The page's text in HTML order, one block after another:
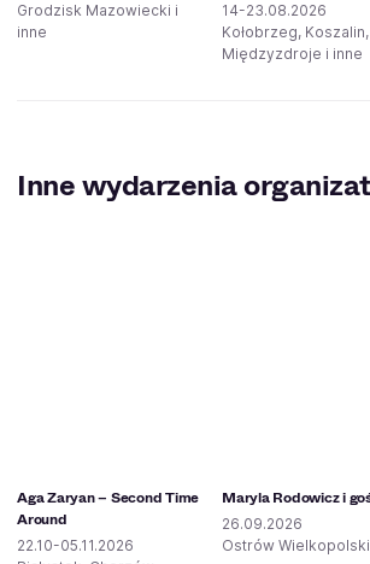
Grodzisk Mazowiecki i
inne
14-23.08.2026
Kołobrzeg, Koszalin,
Międzyzdroje i inne
Inne wydarzenia
Aga Zaryan – Second Time
Around
22.10-05.11.2026
Maryla Rodowicz i
26.09.2026
Ostrów Wielkopolski